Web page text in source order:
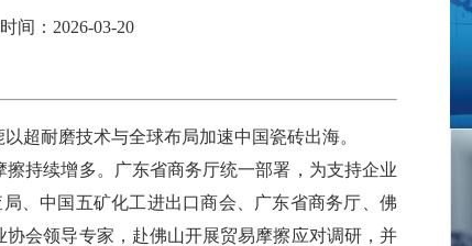
间：2026-03-20
耐磨技术与全球布局加速中国瓷砖出海。
持续增多。广东省商务厅统一部署，为支持企业
、中国五矿化工进出口商会、广东省商务厅、佛
会领导专家，赴佛山开展贸易摩擦应对调研，并